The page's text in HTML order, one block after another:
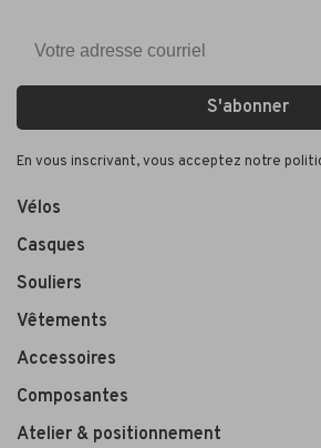
S'abonner
En vous inscrivant, vous acceptez notre
Vélos
Casques
Souliers
Vêtements
Accessoires
Composantes
Atelier & positionnement